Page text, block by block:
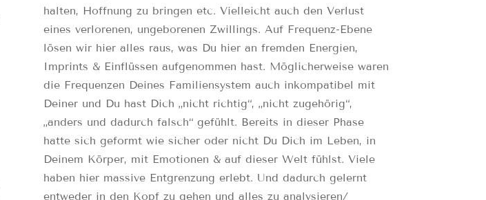
halten, Hoffnung zu bringen etc. Vielleicht auch den Verlust
eines verlorenen, ungeborenen Zwillings. Auf Frequenz-Ebene
lösen wir hier alles raus, was Du hier an fremden Energien,
Imprints & Einflüssen aufgenommen hast. Möglicherweise waren
die Frequenzen Deines Familiensystem auch inkompatibel mit
Deiner und Du hast Dich „nicht richtig“, „nicht zugehörig“,
„anders und dadurch falsch“ gefühlt. Bereits in dieser Phase
hatte sich geformt wie sicher oder nicht Du Dich im Leben, in
Deinem Körper, mit Emotionen & auf dieser Welt fühlst. Viele
haben hier massive Entgrenzung erlebt. Und dadurch gelernt
entweder in den Kopf zu gehen und alles zu analysieren/